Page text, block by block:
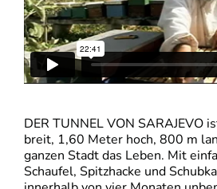
DER TUNNEL VON SARAJEVO
breit, 1,60 Meter hoch, 800 m
ganzen Stadt das Leben. Mit
Schaufel, Spitzhacke und